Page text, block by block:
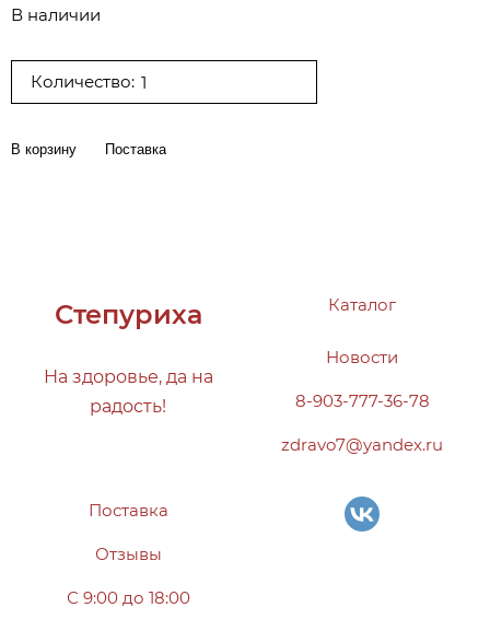
В наличии
Количество:
В корзину Поставка
Степуриха
На здоровье, да на
радость!
Каталог
Новости
8-903-777-36-78
zdravo7@yandex.ru
Поставка
Отзывы
С 9:00 до 18:00